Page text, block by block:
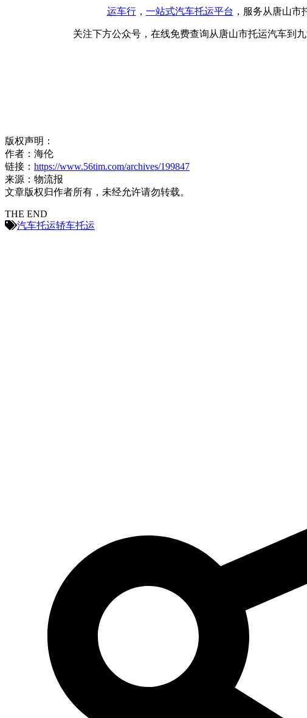
运车行， 一站式汽车托运平台 ，服务从唐山
关注下方公众号，在线免费查询从唐山市托运汽车到
版权声明：
作者：海伦
链接： https://www.56tim.com/archives/199847
来源：物流报
文章版权归作者所有，未经允许请勿转载。
THE END
汽车托运轿车托运